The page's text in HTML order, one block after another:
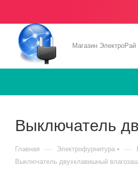
Магазин ЭлектроРай
Выключатель
Главная — Электрофурнитура —
Выключатель двухклавишный